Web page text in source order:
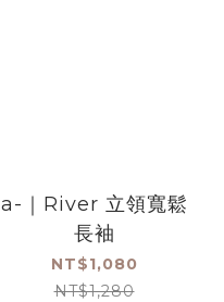
a-｜River 立領寬鬆
長袖
NT$1,080
NT$1,280